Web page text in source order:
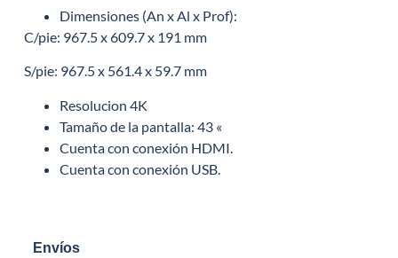
Dimensiones (An x Al x Prof):
C/pie: 967.5 x 609.7 x 191 mm
S/pie: 967.5 x 561.4 x 59.7 mm
Resolucion 4K
Tamaño de la pantalla: 43 «
Cuenta con conexión HDMI.
Cuenta con conexión USB.
Envíos